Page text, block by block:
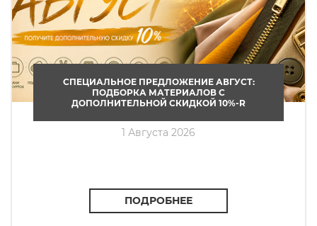
СПЕЦИАЛЬНОЕ ПРЕДЛОЖЕНИЕ АВГУСТ:
ПОДБОРКА МАТЕРИАЛОВ С
ДОПОЛНИТЕЛЬНОЙ СКИДКОЙ 10%-R
1 Августа 2026
ПОДРОБНЕЕ